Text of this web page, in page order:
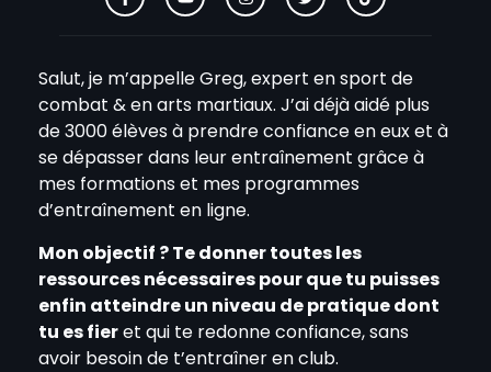
Salut, je m’appelle Greg, expert en sport de
combat & en arts martiaux. J’ai déjà aidé plus
de 3000 élèves à prendre confiance en eux et à
se dépasser dans leur entraînement grâce à
mes formations et mes programmes
d’entraînement en ligne.
Mon objectif ? Te donner toutes les
ressources nécessaires pour que tu puisses
enfin atteindre un niveau de pratique dont
tu es fieret qui te redonne confiance, sans
avoir besoin de t’entraîner en club.